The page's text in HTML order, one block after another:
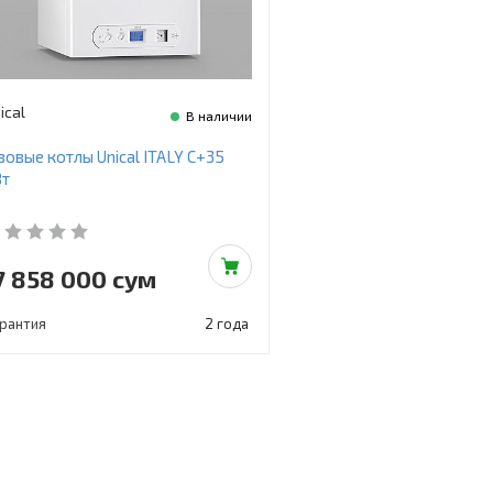
В наличии
котлы Unical ITALY C+35
858 000 сум
2 года